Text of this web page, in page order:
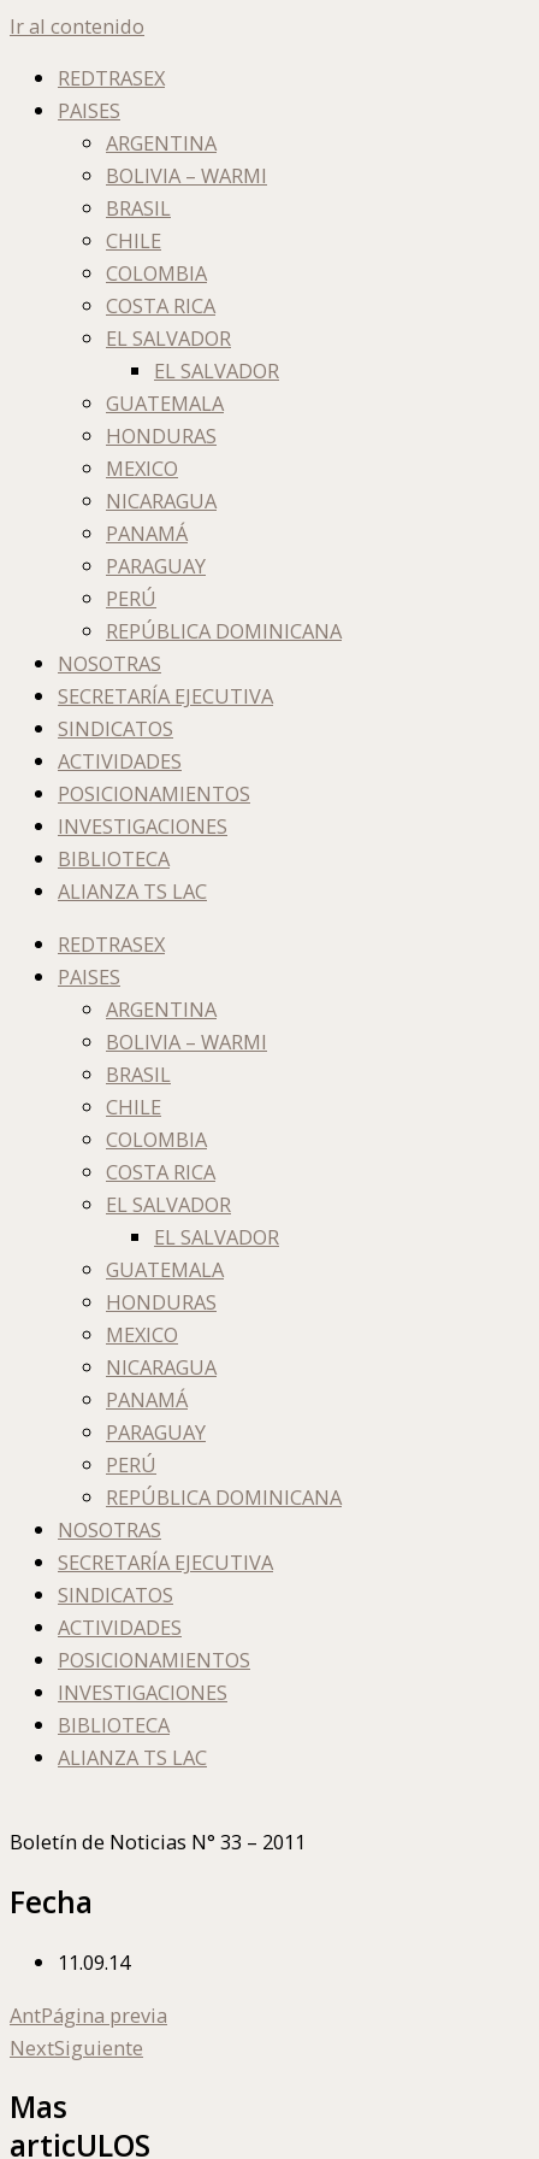
Ir al contenido
REDTRASEX
PAISES
ARGENTINA
BOLIVIA – WARMI
BRASIL
CHILE
COLOMBIA
COSTA RICA
EL SALVADOR
EL SALVADOR
GUATEMALA
HONDURAS
MEXICO
NICARAGUA
PANAMÁ
PARAGUAY
PERÚ
REPÚBLICA DOMINICANA
NOSOTRAS
SECRETARÍA EJECUTIVA
SINDICATOS
ACTIVIDADES
POSICIONAMIENTOS
INVESTIGACIONES
BIBLIOTECA
ALIANZA TS LAC
REDTRASEX
PAISES
ARGENTINA
BOLIVIA – WARMI
BRASIL
CHILE
COLOMBIA
COSTA RICA
EL SALVADOR
EL SALVADOR
GUATEMALA
HONDURAS
MEXICO
NICARAGUA
PANAMÁ
PARAGUAY
PERÚ
REPÚBLICA DOMINICANA
NOSOTRAS
SECRETARÍA EJECUTIVA
SINDICATOS
ACTIVIDADES
POSICIONAMIENTOS
INVESTIGACIONES
BIBLIOTECA
ALIANZA TS LAC
Boletín de Noticias N° 33 – 2011
Fecha
11.09.14
AntPágina previa
NextSiguiente
Mas
articULOS